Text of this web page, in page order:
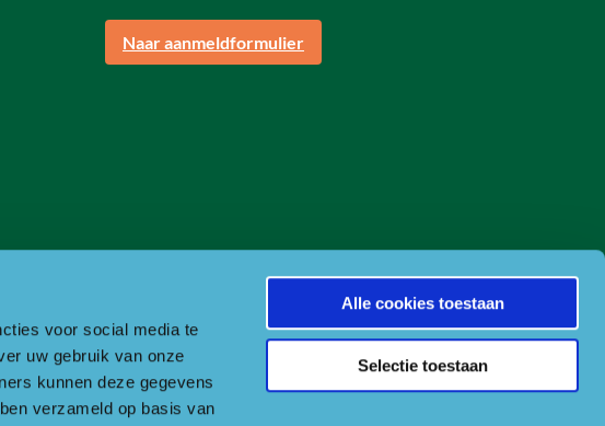
voor social media te
uw gebruik van onze
kunnen deze gegevens
verzameld op basis van
Alle cookies toestaan
Selectie toestaan
Naar aanmeldformulier